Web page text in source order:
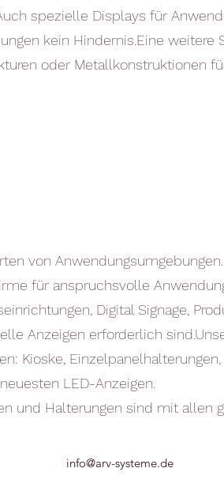
spezielle Displays für
kein Hindernis.Eine
oder Metallkonstruktionen
von Anwendungsumgebungen.
für anspruchsvolle
Digital Signage,
Anzeigen erforderlich
Kioske,
LED-Anzeigen.
und Halterungen sind mit allen
info@arv-systeme.de